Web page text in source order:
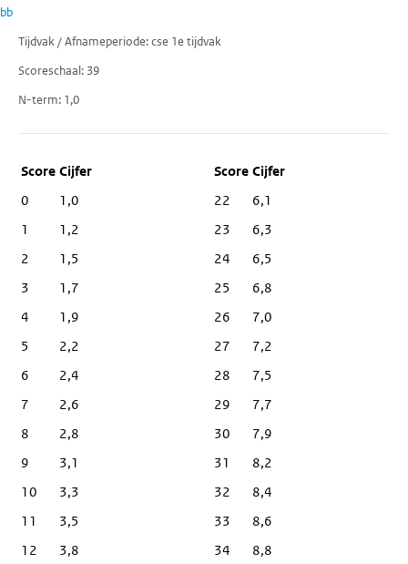
bb
Tijdvak / Afnameperiode cse 1e tijdvak
Scoreschaal 39
N-term 1,0
Score Cijfer
0
1,0
1
1,2
2
1,5
3
1,7
4
1,9
5
2,2
6
2,4
7
2,6
8
2,8
9
3,1
10
3,3
11
3,5
12
3,8
22
6,1
23
6,3
24
6,5
25
6,8
26
7,0
27
7,2
28
7,5
29
7,7
30
7,9
31
8,2
32
8,4
33
8,6
34
8,8